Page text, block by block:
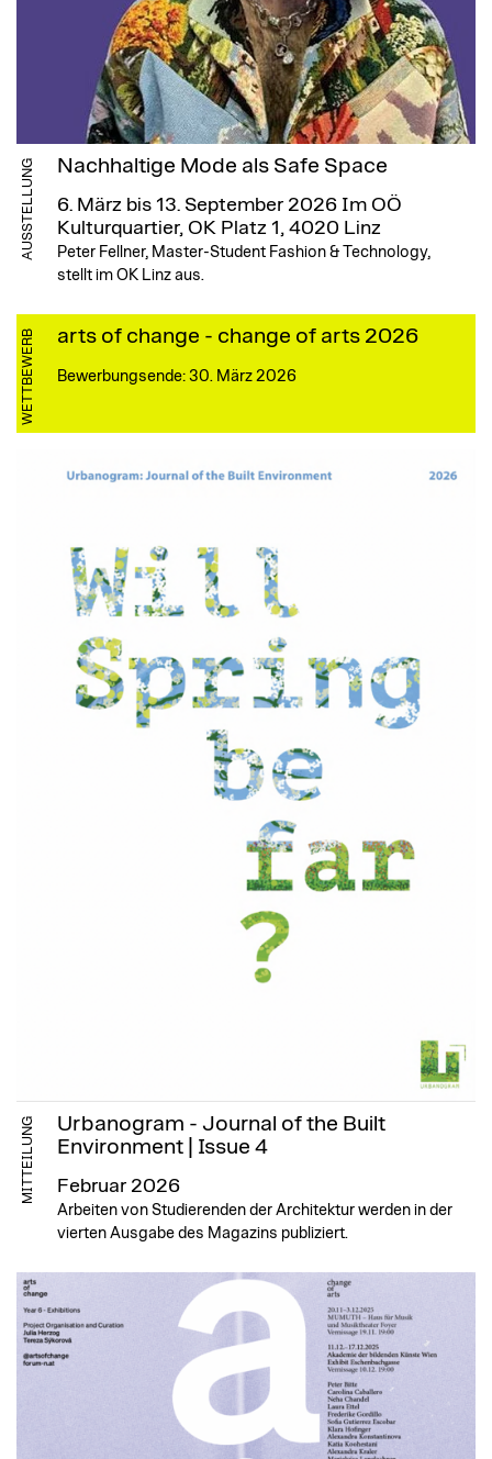
AUSSTELLUNG Nachhaltige Mode als Safe Space
6. März bis 13. September 2026 Im OÖ
Kulturquartier, OK Platz 1, 4020 Linz
Peter Fellner, Master-Student Fashion & Technology,
stellt im OK Linz aus.
WETTBEWERB arts of change - change of arts 2026
Bewerbungsende: 30. März 2026
MITTEILUNG
Urbanogram - Journal of the Built
Environment | Issue 4
Februar 2026
Arbeiten von Studierenden der Architektur werden in der
vierten Ausgabe des Magazins publiziert.